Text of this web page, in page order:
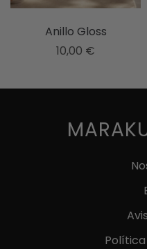
Anillo Gloss
10,00 €